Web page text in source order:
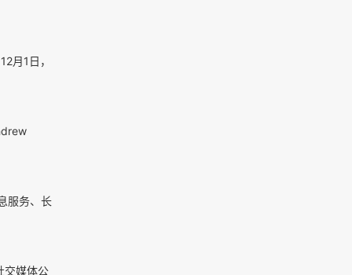
月1日，
服务、长
交媒体公